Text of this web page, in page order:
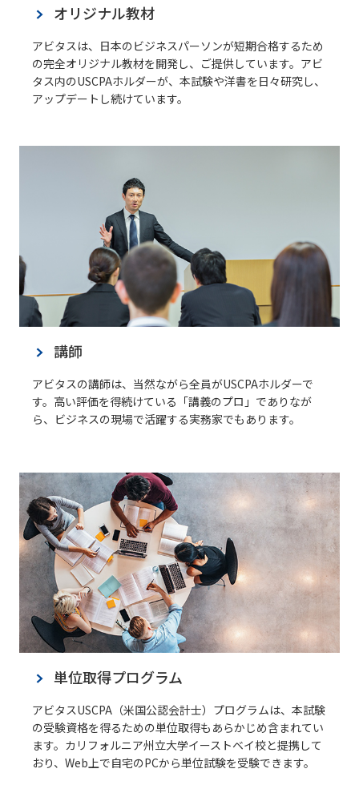
オリジナル教材
アビタスは、日本のビジネスパーソンが短期合格するため
の完全オリジナル教材を開発し、ご提供しています。アビ
タス内のUSCPAホルダーが、本試験や洋書を日々研究し、
アップデートし続けています。
講師
アビタスの講師は、当然ながら全員がUSCPAホルダーで
す。高い評価を得続けている「講義のプロ」でありなが
ら、ビジネスの現場で活躍する実務家でもあります。
単位取得プログラム
アビタスUSCPA（米国公認会計士）プログラムは、本試験
の受験資格を得るための単位取得もあらかじめ含まれてい
ます。カリフォルニア州立大学イーストベイ校と提携して
おり、Web上で自宅のPCから単位試験を受験できます。